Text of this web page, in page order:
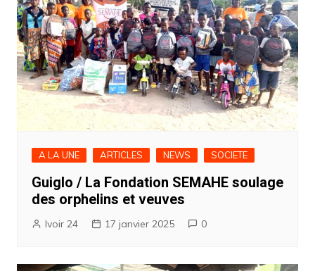
A LA UNE ARTICLES NEWS SOCIETE
Guiglo / La Fondation SEMAHE soulage
des orphelins et veuves
Ivoir 24 17 janvier 2025 0